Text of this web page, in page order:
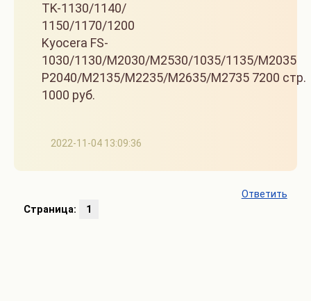
2022-11-04 13:09:36
TK-1130/1140/
1150/1170/1200
Kyocera FS-
1030/1130/M2030/M2530/1035/1135/M2035
P2040/M2135/M2235/M2635/M2735 7200 стр.
1000 руб.
Ответить
Страница:
1